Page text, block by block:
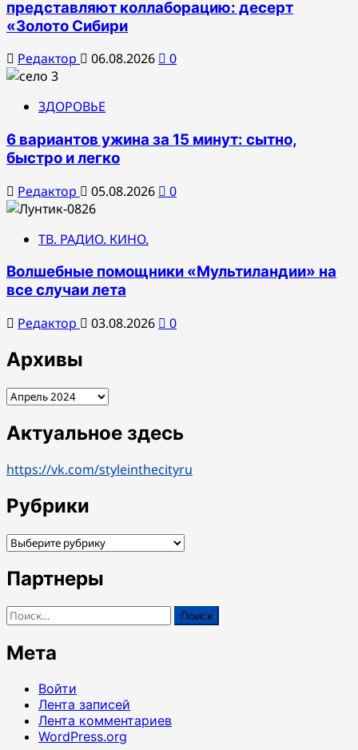
представляют коллаборацию: десерт
«Золото Сибири
Редактор 06.08.2026 0
ЗДОРОВЬЕ
6 вариантов ужина за 15 минут: сытно,
быстро и легко
Редактор 05.08.2026 0
ТВ. РАДИО. КИНО.
Волшебные помощники «Мультиландии» на
все случаи лета
Редактор 03.08.2026 0
Архивы
Архивы
Актуальное здесь
https://vk.com/styleinthecityru
Рубрики
Рубрики
Партнеры
Найти:
Мета
Войти
Лента записей
Лента комментариев
WordPress.org